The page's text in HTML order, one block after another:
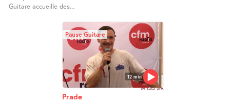
Guitare accueille des...
12 min
Pause Guitare
09 Juillet 2026
Prade